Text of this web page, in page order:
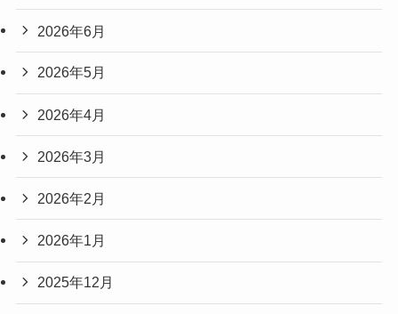
2026年6月
2026年5月
2026年4月
2026年3月
2026年2月
2026年1月
2025年12月